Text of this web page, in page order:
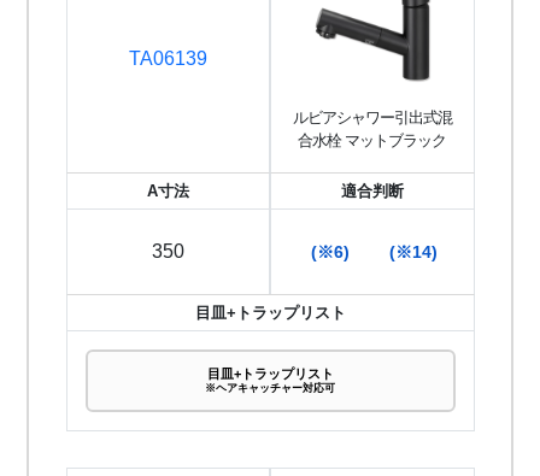
TA06139
ルビアシャワー引出式混
合水栓 マットブラック
A寸法
350
適合判断
(※6) (※14)
目皿+トラップリスト
目皿+トラップリスト
※ヘアキャッチャー対応可